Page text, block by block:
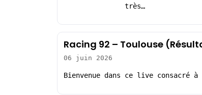
très…
Racing 92 – Toulouse
06 juin 2026
Bienvenue dans ce live consacré